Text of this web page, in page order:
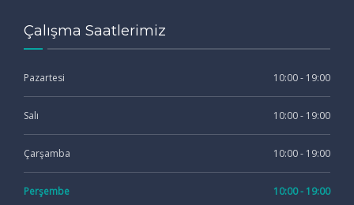
Çalışma Saatlerimiz
Pazartesi 10:00 - 19:00
Salı 10:00 - 19:00
Çarşamba 10:00 - 19:00
Perşembe 10:00 - 19:00